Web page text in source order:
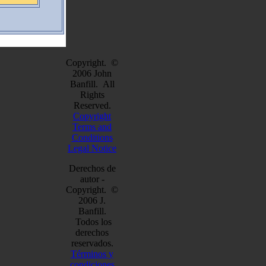
Copyright. ©
2006 John
Banfill. All
Rights
Reserved.
Copyright
Terms and
Conditions
Legal Notice
Derechos de
autor -
Copyright. ©
2006 J.
Banfill.
Todos los
derechos
reservados.
Términos y